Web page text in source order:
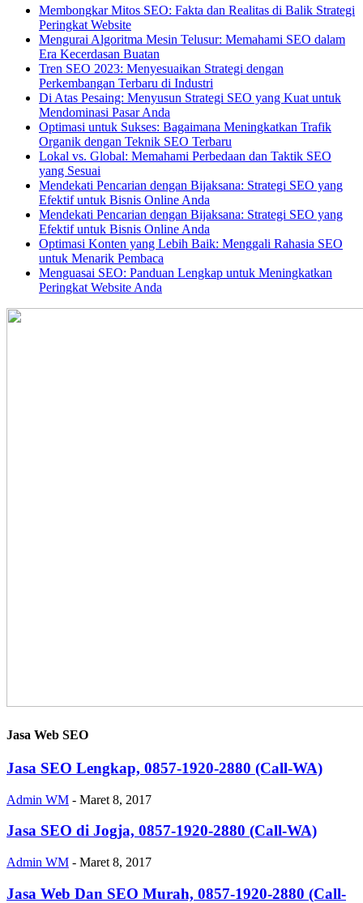
Membongkar Mitos SEO: Fakta dan Realitas di Balik Strategi
Peringkat Website
Mengurai Algoritma Mesin Telusur: Memahami SEO dalam
Era Kecerdasan Buatan
Tren SEO 2023: Menyesuaikan Strategi dengan
Perkembangan Terbaru di Industri
Di Atas Pesaing: Menyusun Strategi SEO yang Kuat untuk
Mendominasi Pasar Anda
Optimasi untuk Sukses: Bagaimana Meningkatkan Trafik
Organik dengan Teknik SEO Terbaru
Lokal vs. Global: Memahami Perbedaan dan Taktik SEO
yang Sesuai
Mendekati Pencarian dengan Bijaksana: Strategi SEO yang
Efektif untuk Bisnis Online Anda
Mendekati Pencarian dengan Bijaksana: Strategi SEO yang
Efektif untuk Bisnis Online Anda
Optimasi Konten yang Lebih Baik: Menggali Rahasia SEO
untuk Menarik Pembaca
Menguasai SEO: Panduan Lengkap untuk Meningkatkan
Peringkat Website Anda
Jasa Web SEO
Jasa SEO Lengkap, 0857-1920-2880 (Call-WA)
Admin WM - Maret 8, 2017
Jasa SEO di Jogja, 0857-1920-2880 (Call-WA)
Admin WM - Maret 8, 2017
Jasa Web Dan SEO Murah, 0857-1920-2880 (Call-